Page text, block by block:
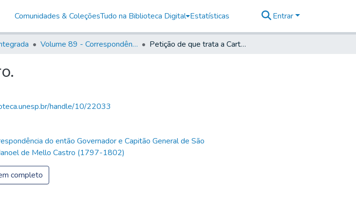
Comunidades & ColeçõesTudo na Biblioteca Digital Estatísticas Entrar
Volume 89 - Correspondência do então Governador e Capitão General de São Paulo, Antonio Manoel de Mello Castro (1797-1802) Petição de que trata a Carta Retro.
handle/10/22033
do então Governador e Capitão General de São
de Mello Castro (1797-1802)
completo